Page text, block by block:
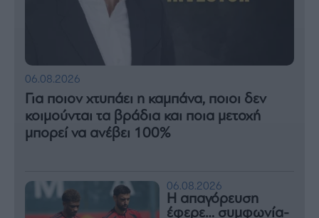
06.08.2026
Για ποιον χτυπάει η καμπάνα, ποιοι δεν
κοιμούνται τα βράδια και ποια μετοχή
μπορεί να ανέβει 100%
06.08.2026
Η απαγόρευση
έφερε… συμφωνία-